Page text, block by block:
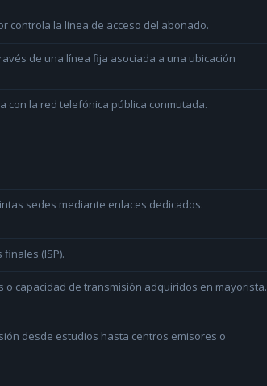
controla la línea de acceso del abonado.
de una línea fija asociada a una ubicación
con la red telefónica pública conmutada.
sedes mediante enlaces dedicados.
(ISP).
o capacidad de transmisión adquiridos en mayorista.
desde estudios hasta centros emisores o